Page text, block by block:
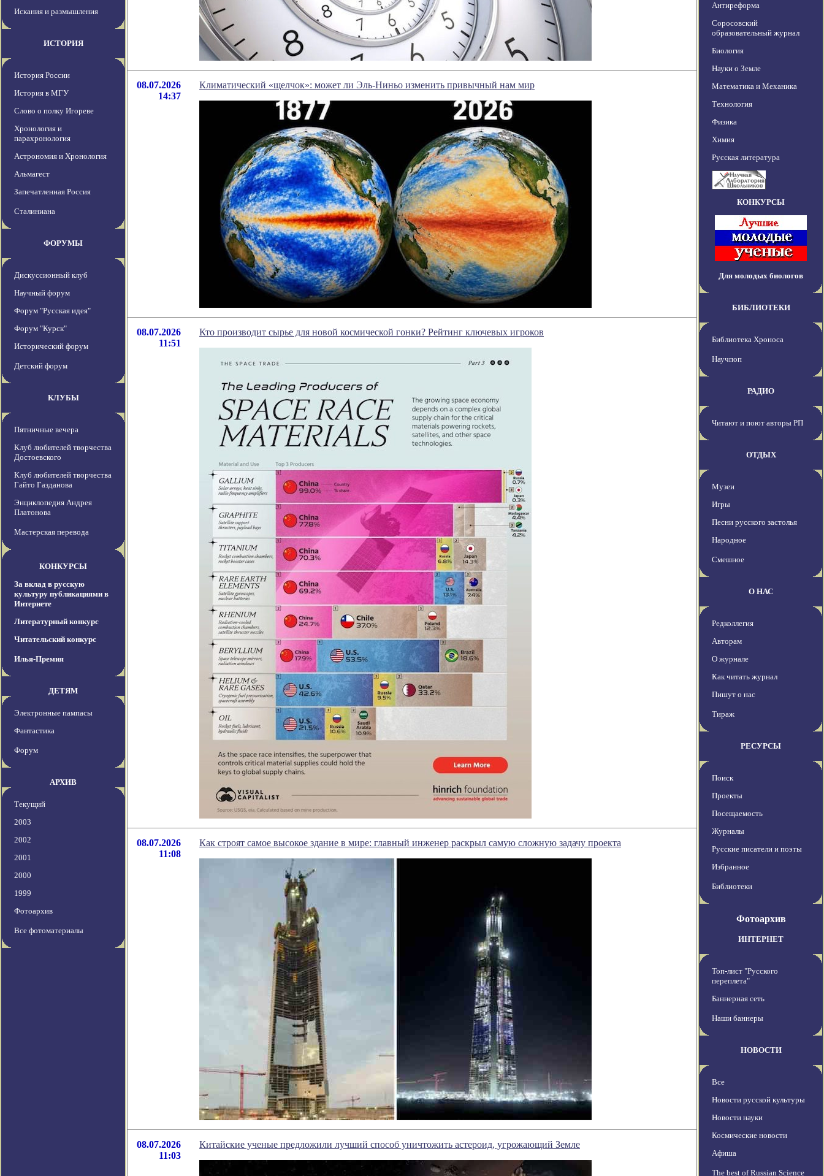
Искания и размышления
ИСТОРИЯ
История России
История в МГУ
Слово о полку Игореве
Хронология и
парахронология
Астрономия и Хронология
Альмагест
Запечатленная Россия
Сталиниана
ФОРУМЫ
Дискуссионный клуб
Научный форум
Форум "Русская идея"
Форум "Курск"
Исторический форум
Детский форум
КЛУБЫ
Пятничные вечера
Клуб любителей творчества
Достоевского
Клуб любителей творчества
Гайто Газданова
Энциклопедия Андрея
Платонова
Мастерская перевода
КОНКУРСЫ
За вклад в русскую
культуру публикациями в
Интернете
Литературный конкурс
Читательский конкурс
Илья-Премия
ДЕТЯМ
Электронные пампасы
Фантастика
Форум
АРХИВ
Текущий
2003
2002
2001
2000
1999
Фотоархив
Все фотоматериалы
08.07.2026
14:37
Климатический «щелчок»: может ли Эль-Ниньо изменить привычный нам мир
08.07.2026
11:51
Кто производит сырье для новой космической гонки? Рейтинг ключевых игроков
08.07.2026
11:08
Как строят самое высокое здание в мире: главный инженер раскрыл самую сложную задачу проекта
08.07.2026
11:03
Китайские ученые предложили лучший способ уничтожить астероид, угрожающий Земле
Антиреформа
Соросовский
образовательный журнал
Биология
Науки о Земле
Математика и Механика
Технология
Физика
Химия
Русская литература
КОНКУРСЫ
Для молодых биологов
БИБЛИОТЕКИ
Библиотека Хроноса
Научпоп
РАДИО
Читают и поют авторы РП
ОТДЫХ
Музеи
Игры
Песни русского застолья
Народное
Смешное
О НАС
Редколлегия
Авторам
О журнале
Как читать журнал
Пишут о нас
Тираж
РЕСУРСЫ
Поиск
Проекты
Посещаемость
Журналы
Русские писатели и поэты
Избранное
Библиотеки
Фотоархив
ИНТЕРНЕТ
Топ-лист "Русского
переплета"
Баннерная сеть
Наши баннеры
НОВОСТИ
Все
Новости русской культуры
Новости науки
Космические новости
Афиша
The best of Russian Science